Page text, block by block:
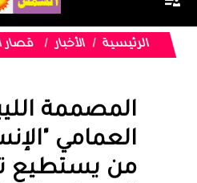
الرئيسية الأخبار قصار
المصممة
العمامي
من يستطيع